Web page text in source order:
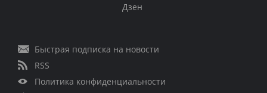
Дзен
Быстрая подписка на новости
RSS
Политика конфиденциальности